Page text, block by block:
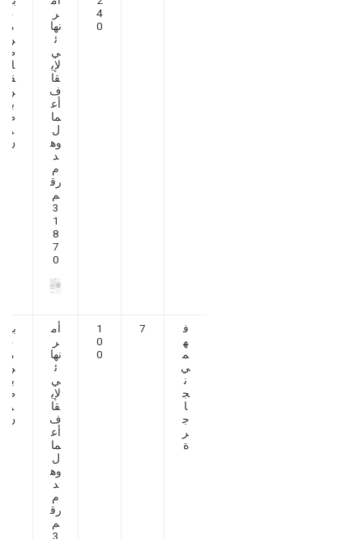
4
0
ر
نها
ئ
ي
لإي
قا
ف
أع
ما
ل
وه
د
م
رق
م
3
1
8
7
0
ء
م
ن
ط
اب
قي
ن
با
ط
و
ن
ف
ه
م
ي
ن
ج
ا
ج
ر
ة
7
1
0
0
أم
ر
نها
ئ
ي
لإي
قا
ف
أع
ما
ل
وه
د
م
رق
م
3
بنا
ء
م
ن
با
ط
و
ن